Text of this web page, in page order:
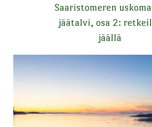
Saaristomeren
jäätalvi, osa 2:
jäällä